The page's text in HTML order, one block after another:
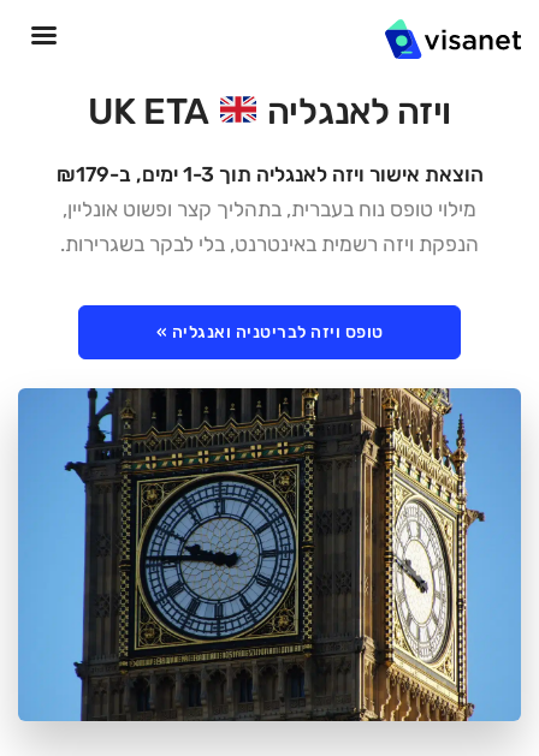
ויזה לאנגליה
הוצאת אישור ויזה לאנגליה תוך 1-3 ימים, ב-₪179
מילוי טופס נוח בעברית, בתהליך קצר ופשוט אונליין,
הנפקת ויזה רשמית באינטרנט, בלי לבקר בשגרירות.
טופס ויזה לבריטניה ואנגליה »